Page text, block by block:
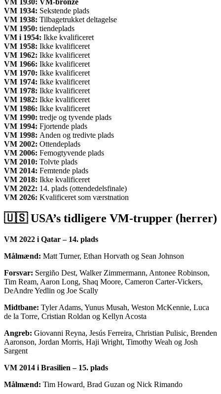
VM 1930: VM-bronze
VM 1934: Sekstende plads
VM 1938: Tilbagetrukket deltagelse
VM 1950: tiendeplads
VM i 1954: Ikke kvalificeret
VM 1958: Ikke kvalificeret
VM 1962: Ikke kvalificeret
VM 1966: Ikke kvalificeret
VM 1970: Ikke kvalificeret
VM 1974: Ikke kvalificeret
VM 1978: Ikke kvalificeret
VM 1982: Ikke kvalificeret
VM 1986: Ikke kvalificeret
VM 1990: tredje og tyvende plads
VM 1994: Fjortende plads
VM 1998: Anden og tredivte plads
VM 2002: Ottendeplads
VM 2006: Femogtyvende plads
VM 2010: Tolvte plads
VM 2014: Femtende plads
VM 2018: Ikke kvalificeret
VM 2022: 14. plads (ottendedelsfinale)
VM 2026: Kvalificeret som værstnation
🇺🇸​ USA’s tidligere VM-trupper (herrer)
VM 2022 i Qatar – 14. plads
Målmænd: Matt Turner, Ethan Horvath og Sean Johnson
Forsvar: Sergiño Dest, Walker Zimmermann, Antonee Robinson,
Tim Ream, Aaron Long, Shaq Moore, Cameron Carter-Vickers,
DeAndre Yedlin og Joe Scally
Midtbane: Tyler Adams, Yunus Musah, Weston McKennie, Luca
de la Torre, Cristian Roldan og Kellyn Acosta
Angreb: Giovanni Reyna, Jesús Ferreira, Christian Pulisic, Brenden
Aaronson, Jordan Morris, Haji Wright, Timothy Weah og Josh
Sargent
VM 2014 i Brasilien – 15. plads
Målmænd: Tim Howard, Brad Guzan og Nick Rimando